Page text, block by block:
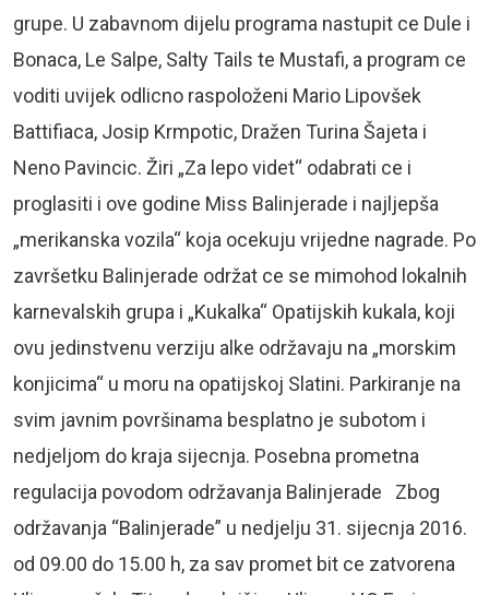
grupe. U zabavnom dijelu programa nastupit ce Dule i
Bonaca, Le Salpe, Salty Tails te Mustafi, a program ce
voditi uvijek odlicno raspoloženi Mario Lipovšek
Battifiaca, Josip Krmpotic, Dražen Turina Šajeta i
Neno Pavincic. Žiri „Za lepo videt“ odabrati ce i
proglasiti i ove godine Miss Balinjerade i najljepša
„merikanska vozila“ koja ocekuju vrijedne nagrade. Po
završetku Balinjerade održat ce se mimohod lokalnih
karnevalskih grupa i „Kukalka“ Opatijskih kukala, koji
ovu jedinstvenu verziju alke održavaju na „morskim
konjicima“ u moru na opatijskoj Slatini. Parkiranje na
svim javnim površinama besplatno je subotom i
nedjeljom do kraja sijecnja. Posebna prometna
regulacija povodom održavanja Balinjerade Zbog
održavanja “Balinjerade” u nedjelju 31. sijecnja 2016.
od 09.00 do 15.00 h, za sav promet bit ce zatvorena